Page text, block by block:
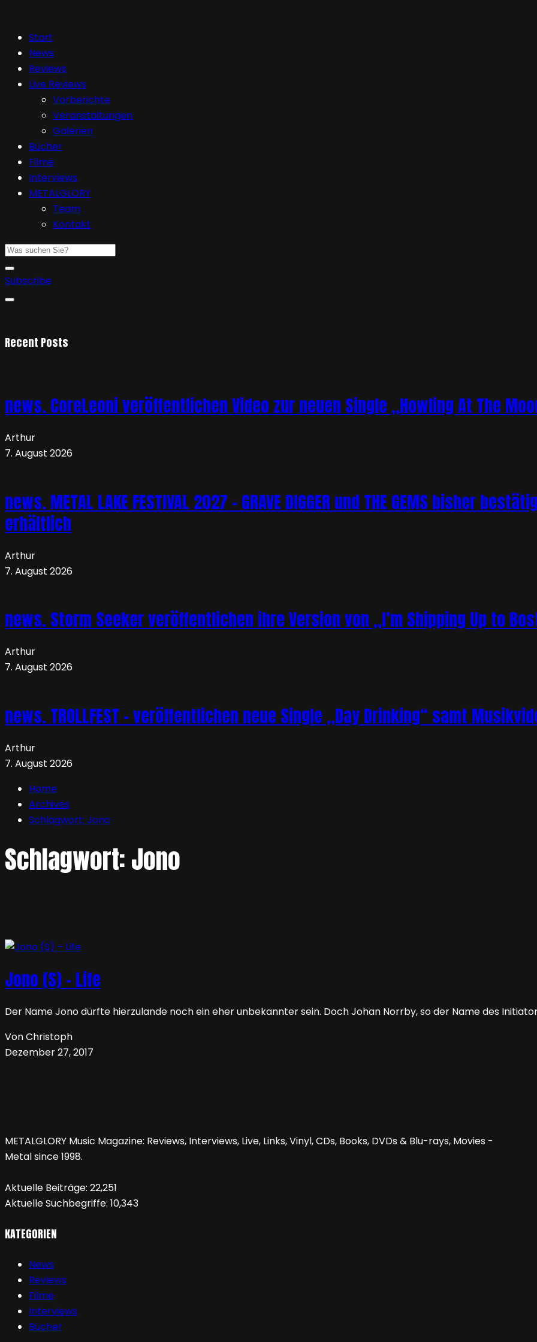
Start
News
Reviews
Live Reviews
Vorberichte
Veranstaltungen
Galerien
Bücher
Filme
Interviews
METALGLORY
Team
Kontakt
Subscribe
Recent Posts
news. CoreLeoni veröffentlichen Video zur neuen Single „Howling At The
Arthur
7. August 2026
news. METAL LAKE FESTIVAL 2027 – GRAVE DIGGER und THE GEMS bisher
erhältlich
Arthur
7. August 2026
news. Storm Seeker veröffentlichen ihre Version von „I’m Shipping Up to
Arthur
7. August 2026
news. TROLLFEST – veröffentlichen neue Single „Day Drinking“ samt
Arthur
7. August 2026
Home
Archives
Schlagwort: Jono
Schlagwort:Jono
Jono (S) – Life
Der Name Jono dürfte hierzulande noch ein eher unbekannter sein. Doch Johan Norrby, so der Name des
Von Christoph
Dezember 27, 2017
METALGLORY Music Magazine: Reviews, Interviews, Live, Links, Vinyl, CDs, Books, DVDs & Blu-rays, Movies -
Metal since 1998.
Aktuelle Beiträge: 22,251
Aktuelle Suchbegriffe: 10,343
KATEGORIEN
News
Reviews
Filme
Interviews
Bücher